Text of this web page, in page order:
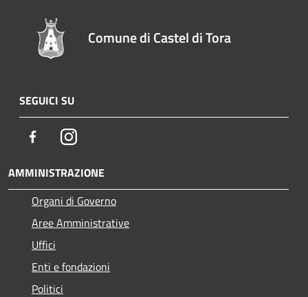
Comune di Castel di Tora
SEGUICI SU
FacebookInstagram
AMMINISTRAZIONE
Organi di Governo
Aree Amministrative
Uffici
Enti e fondazioni
Politici